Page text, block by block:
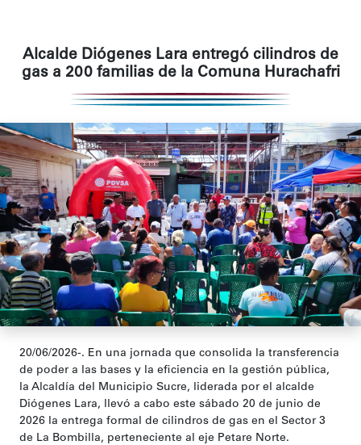
Alcalde Diógenes Lara entregó cilindros de
gas a 200 familias de la Comuna Hurachafri
20/06/2026-. En una jornada que consolida la transferencia
de poder a las bases y la eficiencia en la gestión pública,
la Alcaldía del Municipio Sucre, liderada por el alcalde
Diógenes Lara, llevó a cabo este sábado 20 de junio de
2026 la entrega formal de cilindros de gas en el Sector 3
de La Bombilla, perteneciente al eje Petare Norte.